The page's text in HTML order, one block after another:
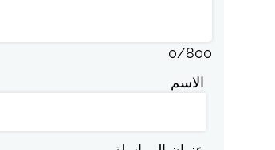
0/800
الاسم